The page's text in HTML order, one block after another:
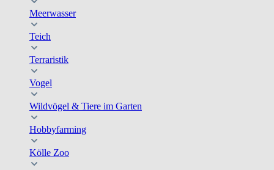
Meerwasser
Teich
Terraristik
Vogel
Wildvögel & Tiere im Garten
Hobbyfarming
Kölle Zoo